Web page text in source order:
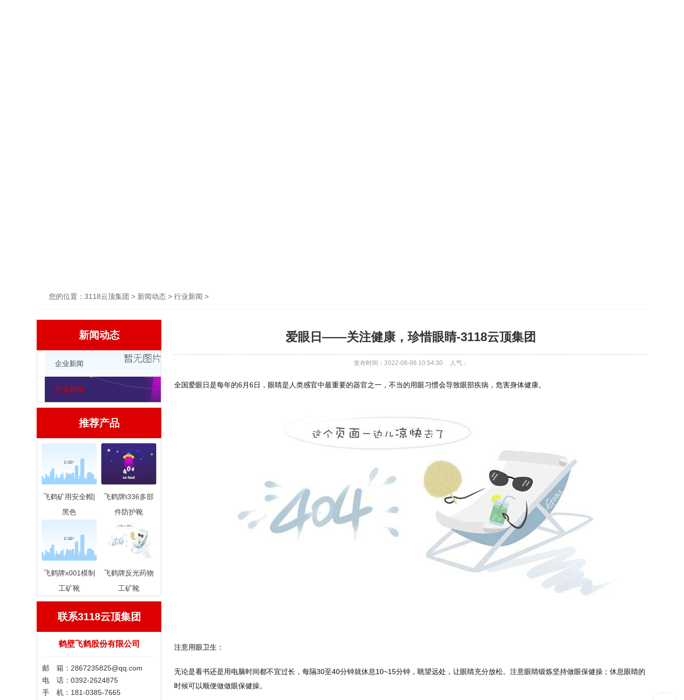
您的位置： 3118云顶集团 > 新闻动态 > 行业新闻 >
新闻动态
企业新闻
行业新闻
推荐产品
飞鹤矿用安全帽|
黑色
飞鹤牌t336多部
件防护靴
飞鹤牌x001模制
工矿靴
飞鹤牌反光药物
工矿靴
联系3118云顶集团
鹤壁飞鹤股份有限公司
邮 箱： 2867235825@qq.com
电 话：0392-2624875
手 机：181-0385-7665
爱眼日——关注健康，珍惜眼睛-3118云顶集团
发布时间：2022-06-06 10:54:30 人气：
全国爱眼日是每年的6月6日，眼睛是人类感官中最重要的器官之一，不当的用眼习惯会导致眼部疾病，危害身体健康。
注意用眼卫生：
无论是看书还是用电脑时间都不宜过长，每隔30至40分钟就休息10~15分钟，眺望远处，让眼睛充分放松。注意眼睛锻炼坚持做眼保健操；休息眼睛的
时候可以顺便做做眼保健操。